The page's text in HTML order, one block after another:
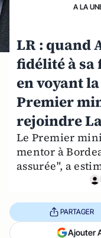
A LA
LR : quand
fidélité à
en voyant
Premier
rejoindre
Le Premier
mentor à
assurée", a
PARTAGER
Ajouter